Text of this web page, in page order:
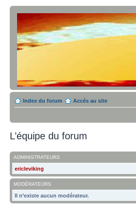
Index du forum Accés au site
L’équipe du forum
ADMINISTRATEURS
ericleviking
MODÉRATEURS
Il n’existe aucun modérateur.